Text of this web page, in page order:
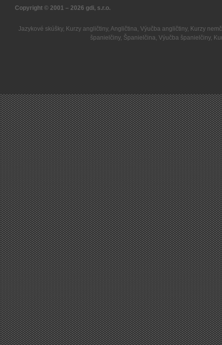
Copyright © 2001 – 2026 gdi, s.r.o.
Jazykové skúšky, Kurzy angličtiny, Angličtina, Výučba angličtiny, Kurzy
španielčiny, Španielčina, Výučba španielčiny,